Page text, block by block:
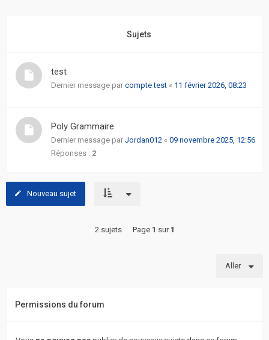
Sujets
actifs
Recherche
avancée
L’équipe
Sujets
test
Dernier message par compte test « 11 février 2026, 08:23
Poly Grammaire
Dernier message par Jordan012 « 09 novembre 2025, 12:56
Réponses : 2
Nouveau sujet
2 sujets Page 1 sur 1
Aller
Permissions du forum